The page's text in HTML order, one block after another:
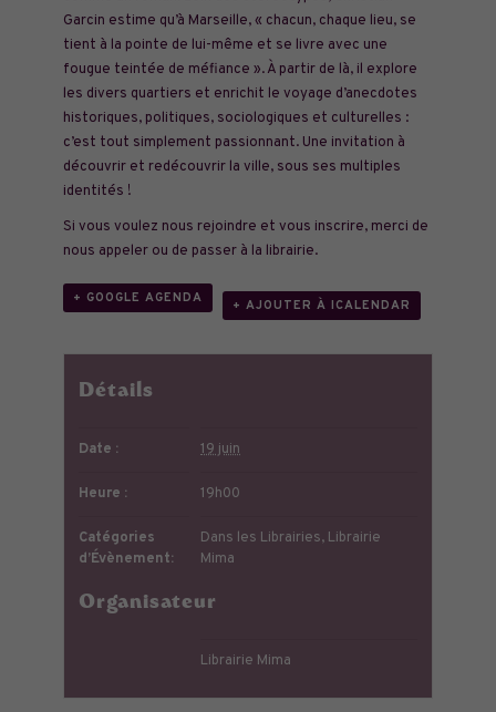
Garcin estime qu’à Marseille, « chacun, chaque lieu, se
tient à la pointe de lui-même et se livre avec une
fougue teintée de méfiance ». À partir de là, il explore
les divers quartiers et enrichit le voyage d’anecdotes
historiques, politiques, sociologiques et culturelles :
c’est tout simplement passionnant. Une invitation à
découvrir et redécouvrir la ville, sous ses multiples
identités !
Si vous voulez nous rejoindre et vous inscrire, merci de
nous appeler ou de passer à la librairie.
+ GOOGLE AGENDA
+ AJOUTER À ICALENDAR
Détails
Date : 19 juin
Heure : 19h00
Catégories
d’Évènement:
Dans les Librairies, Librairie
Mima
Organisateur
Librairie Mima